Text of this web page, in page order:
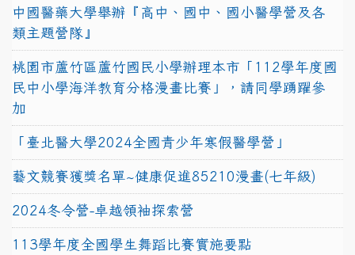
中國醫藥大學舉辦『高中、國中、國小醫學營及各
類主題營隊』
桃園市蘆竹區蘆竹國民小學辦理本市「112學年度國
民中小學海洋教育分格漫畫比賽」，請同學踴躍參
加
「臺北醫大學2024全國青少年寒假醫學營」
藝文競賽獲獎名單~健康促進85210漫畫(七年級)
2024冬令營-卓越領袖探索營
113學年度全國學生舞蹈比賽實施要點